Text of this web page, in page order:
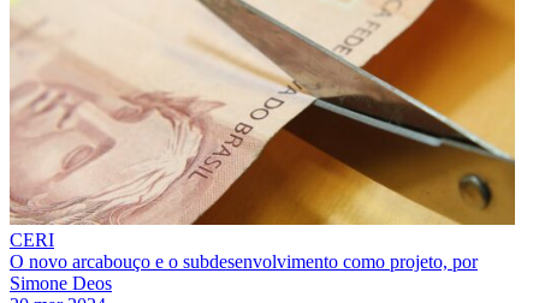
CERI
O novo arcabouço e o subdesenvolvimento como projeto, por
Simone Deos